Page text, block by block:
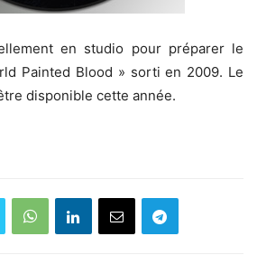
en studio pour préparer le
Painted Blood » sorti en 2009. Le
disponible cette année.